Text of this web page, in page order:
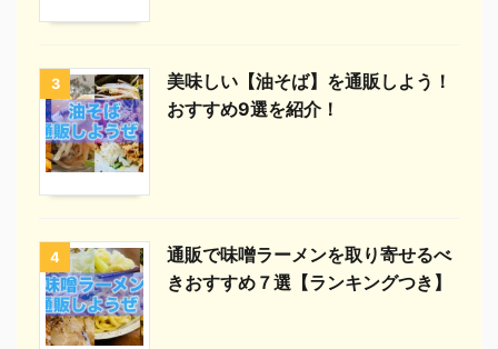
3
美味しい【油そば】を通販しよう！
おすすめ9選を紹介！
4
通販で味噌ラーメンを取り寄せるべ
きおすすめ７選【ランキングつき】